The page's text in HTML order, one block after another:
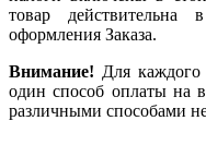
товар
оформления Заказа.
Внимание! Для каждого
один способ оплаты на
различными способами